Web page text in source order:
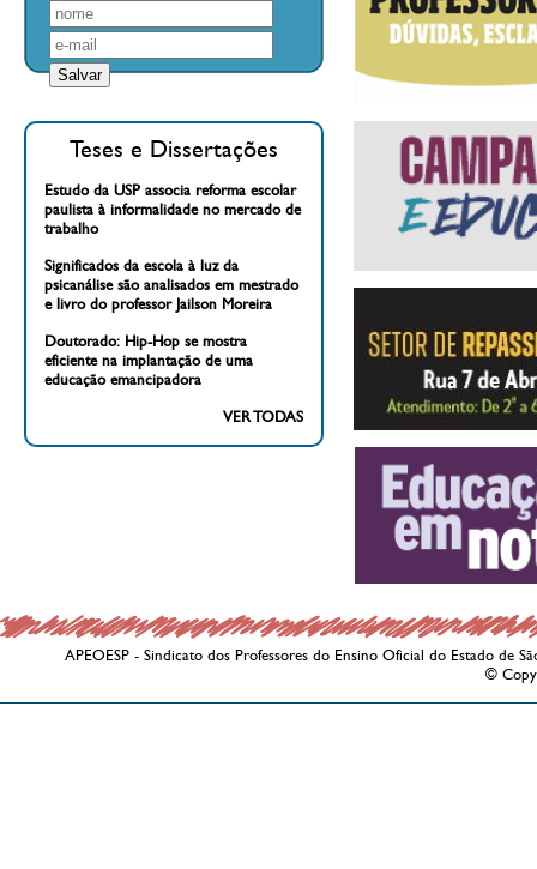
Teses e Dissertações
Estudo da USP associa reforma escolar
paulista à informalidade no mercado de
trabalho
Significados da escola à luz da
psicanálise são analisados em mestrado
e livro do professor Jailson Moreira
Doutorado: Hip-Hop se mostra
eficiente na implantação de uma
educação emancipadora
VER TODAS
APEOESP - Sindicato dos Professores do Ensino Oficial do Estado de
©